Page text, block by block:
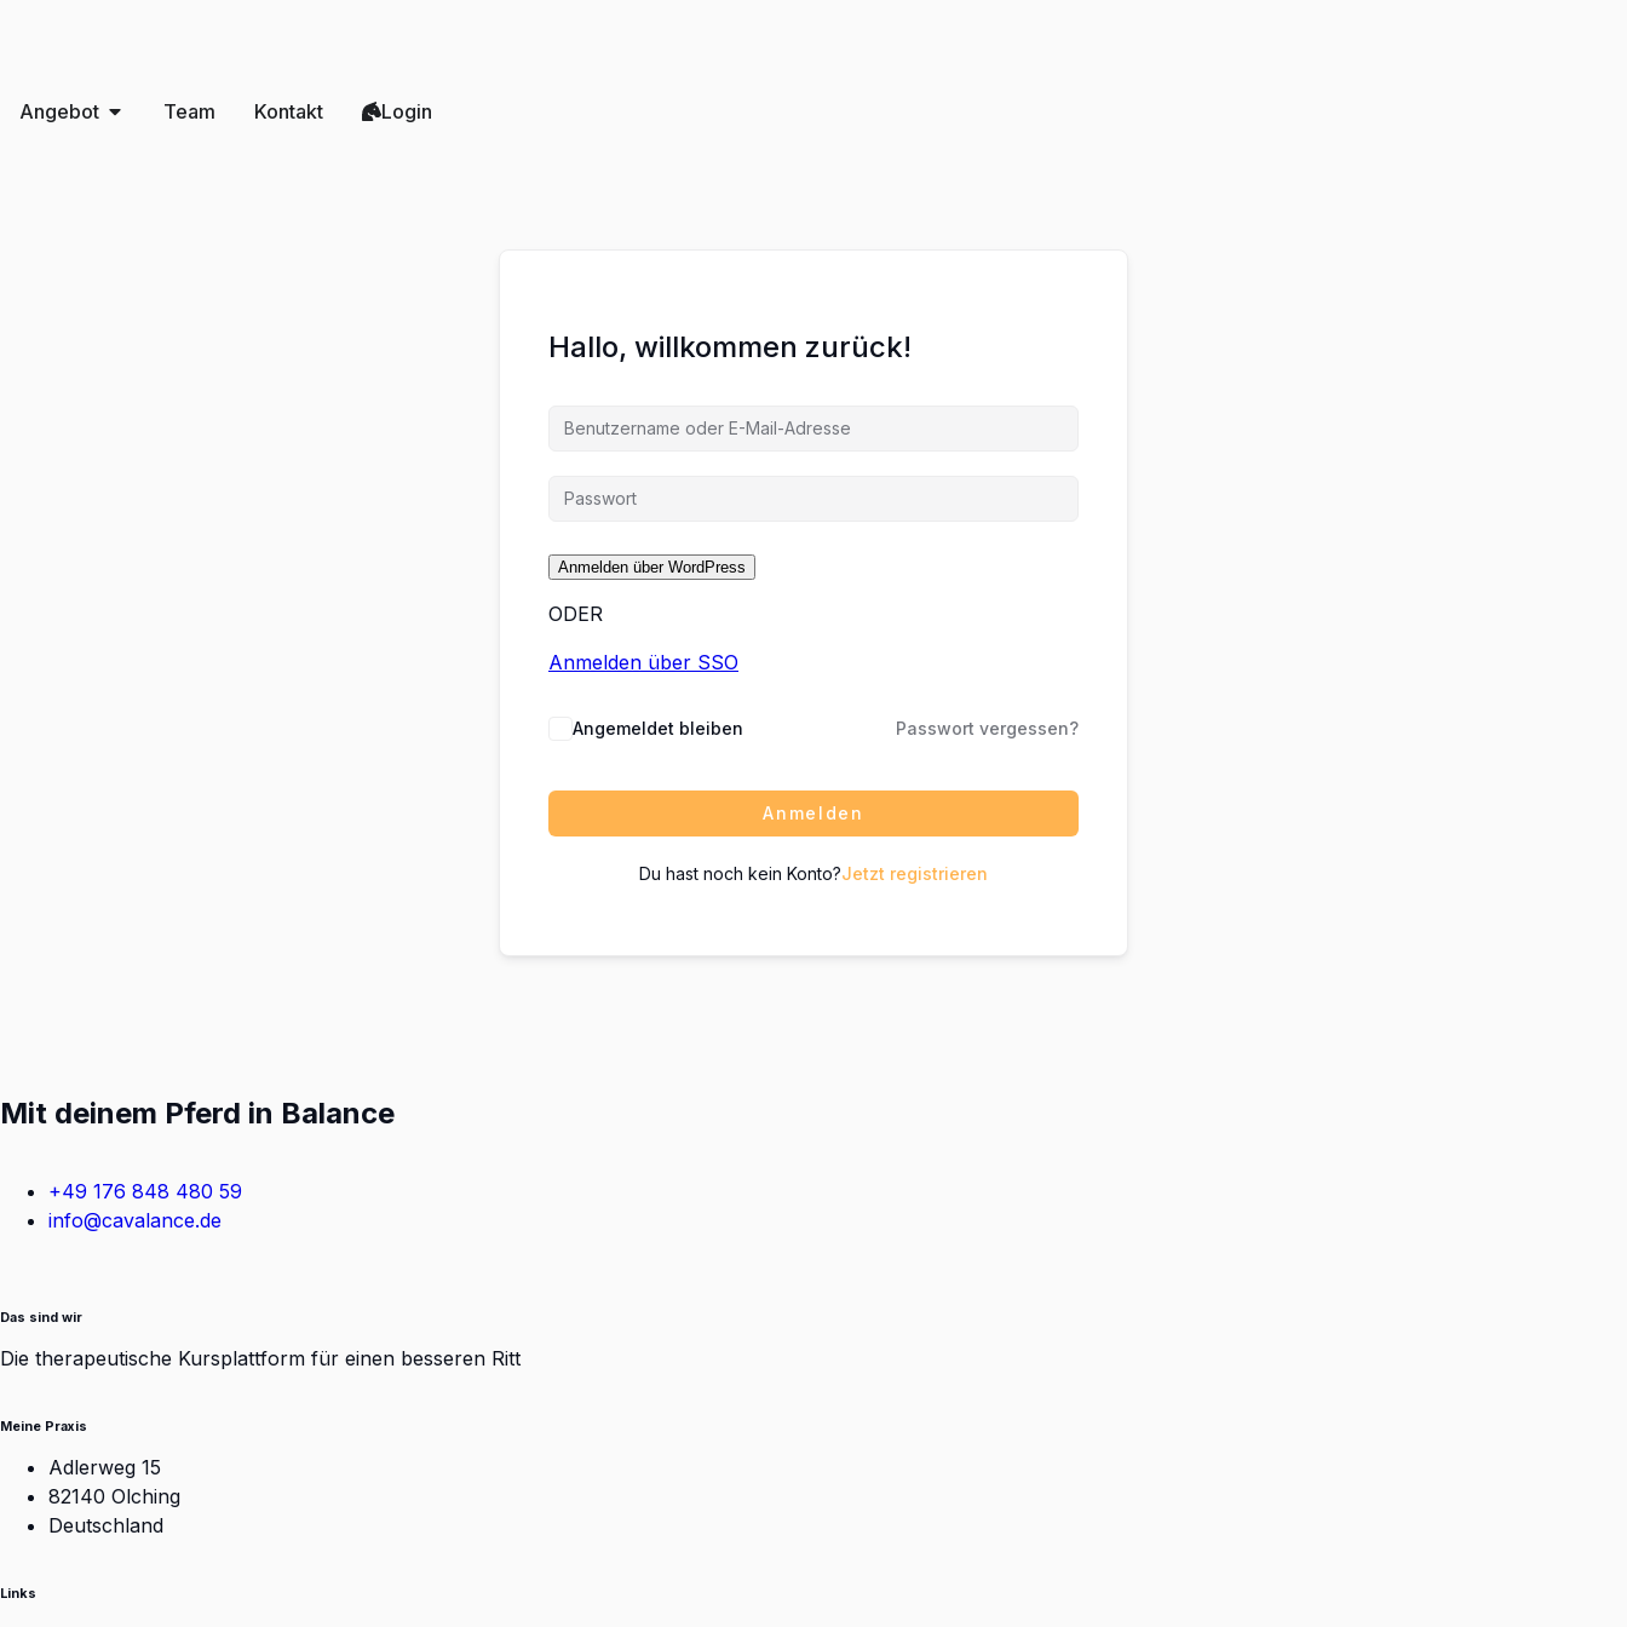
Angebot Team Kontakt Login
Hallo, willkommen zurück!
ODER
Anmelden über SSO
Angemeldet bleiben Passwort vergessen?
Anmelden
Du hast noch kein Konto?Jetzt registrieren
Mit deinem Pferd in Balance
+49 176 848 480 59
info@cavalance.de
Das sind wir
Die therapeutische Kursplattform für einen besseren Ritt
Meine Praxis
Adlerweg 15
82140 Olching
Deutschland
Links